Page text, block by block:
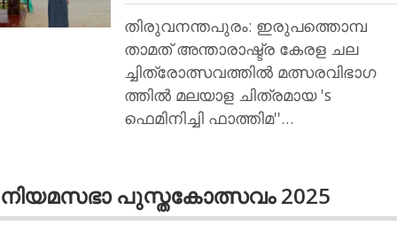
തിരുവനന്തപുരം: ഇരുപത്തൊമ്പ
താമത് അന്താരാഷ്ട്ര കേരള ചല
ച്ചിത്രോത്സവത്തില്‍ മത്സരവിഭാഗ
ത്തില്‍ മലയാള ചിത്രമായ 's
ഫെമിനിച്ചി ഫാത്തിമ''…
നിയമസഭാ പുസ്തകോത്സവം 2025